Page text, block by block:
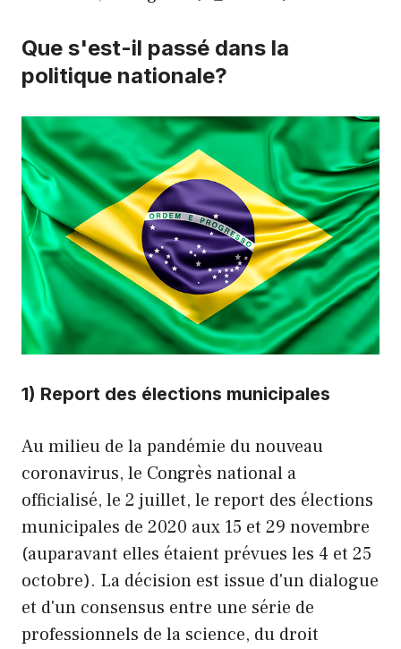
Que s'est-il passé dans la
politique nationale?
1) Report des élections municipales
Au milieu de la pandémie du nouveau
coronavirus, le Congrès national a
officialisé, le 2 juillet, le report des élections
municipales de 2020 aux 15 et 29 novembre
(auparavant elles étaient prévues les 4 et 25
octobre). La décision est issue d'un dialogue
et d'un consensus entre une série de
professionnels de la science, du droit